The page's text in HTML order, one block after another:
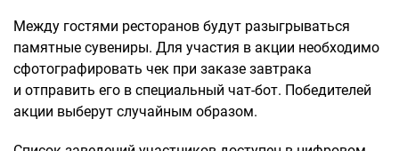
Между гостями ресторанов будут разыгрываться
памятные сувениры. Для участия в акции необходимо
сфотографировать чек при заказе завтрака
и отправить его в специальный чат-бот. Победителей
акции выберут случайным образом.